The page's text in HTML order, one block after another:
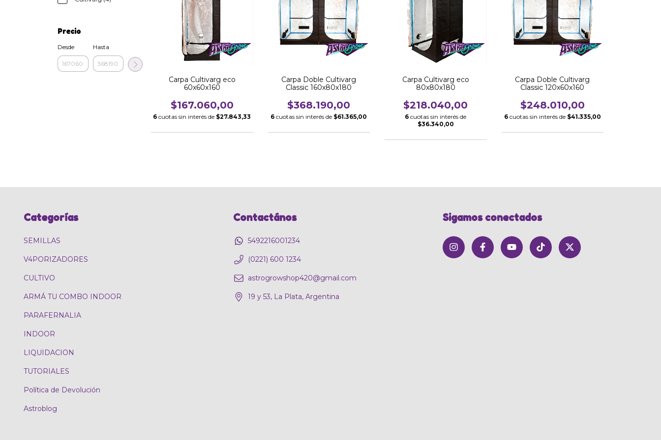
Precio
Desde Hasta
Carpa Cultivarg eco
60x60x160
$167.060,00
6 cuotas sin interés de $27.843,33
Carpa Doble Cultivarg
Classic 160x80x180
$368.190,00
6 cuotas sin interés de $61.365,00
Carpa Cultivarg eco
80x80x180
$218.040,00
6 cuotas sin interés de
$36.340,00
Carpa Doble Cultivarg
Classic 120x60x160
$248.010,00
6 cuotas sin interés de $41.335,00
Categorías
SEMILLAS
V4PORIZADORES
CULTIVO
ARMÁ TU COMBO INDOOR
PARAFERNALIA
INDOOR
LIQUIDACION
TUTORIALES
Política de Devolución
Astroblog
Contactános
5492216001234
(0221) 600 1234
astrogrowshop420@gmail.com
19 y 53, La Plata, Argentina
Sigamos conectados